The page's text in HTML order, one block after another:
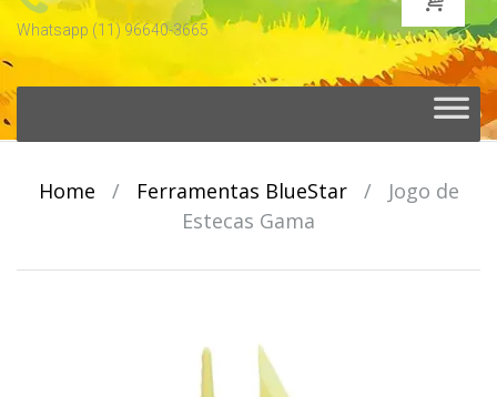
Whatsapp (11) 96640-3665
Skip
content
Home / Ferramentas BlueStar /
Jogo de
Estecas Gama